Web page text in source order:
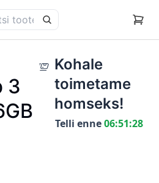
3
Kohale
toimetame
homseks!
Telli enne 06:51:28